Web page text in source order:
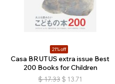
21% off
Casa BRUTUS extra issue Best
200 Books for Children
$ 17.33 $ 13.71